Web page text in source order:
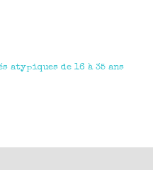
atypiques de 16 à 35 ans